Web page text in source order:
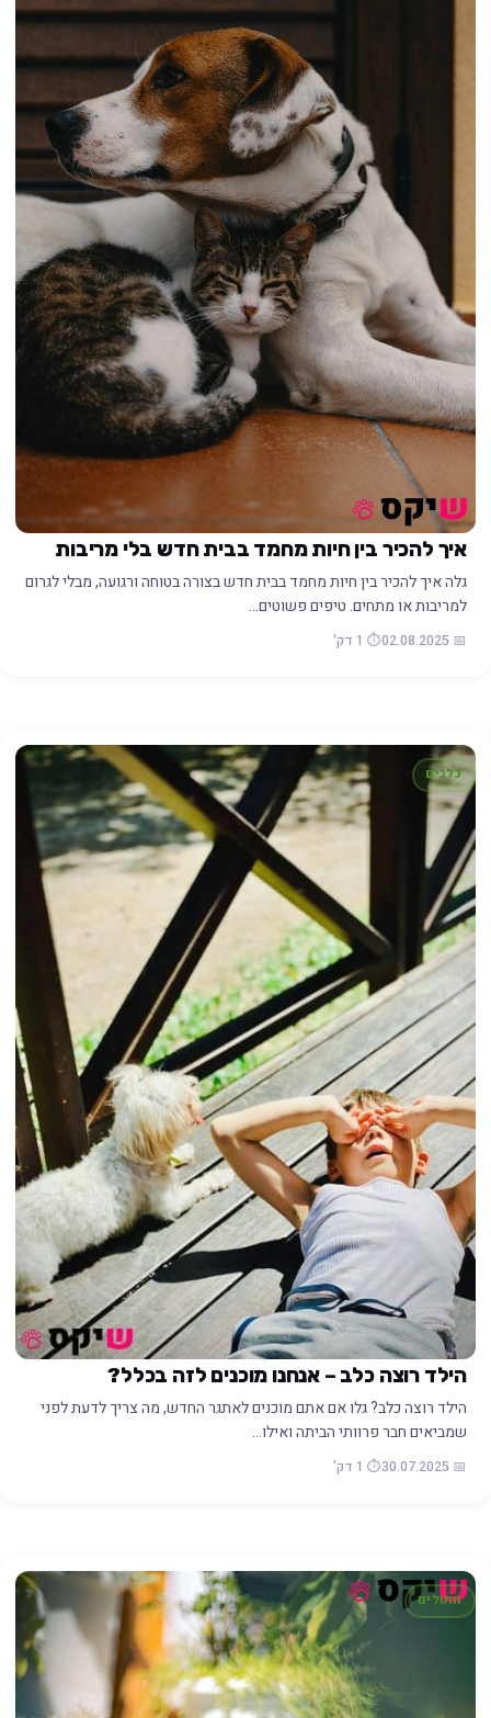
איך להכיר בין חיות מחמד בבית חדש בלי מריבות
גלה איך להכיר בין חיות מחמד בבית חדש בצורה בטוחה ורגועה, מבלי לגרום
למריבות או מתחים. טיפים פשוטים…
📅 02.08.2025 ⏱️ 1 דק'
כלבים
הילד רוצה כלב – אנחנו מוכנים לזה בכלל?
הילד רוצה כלב? גלו אם אתם מוכנים לאתגר החדש, מה צריך לדעת לפני
שמביאים חבר פרוותי הביתה ואילו…
📅 30.07.2025 ⏱️ 1 דק'
חתולים